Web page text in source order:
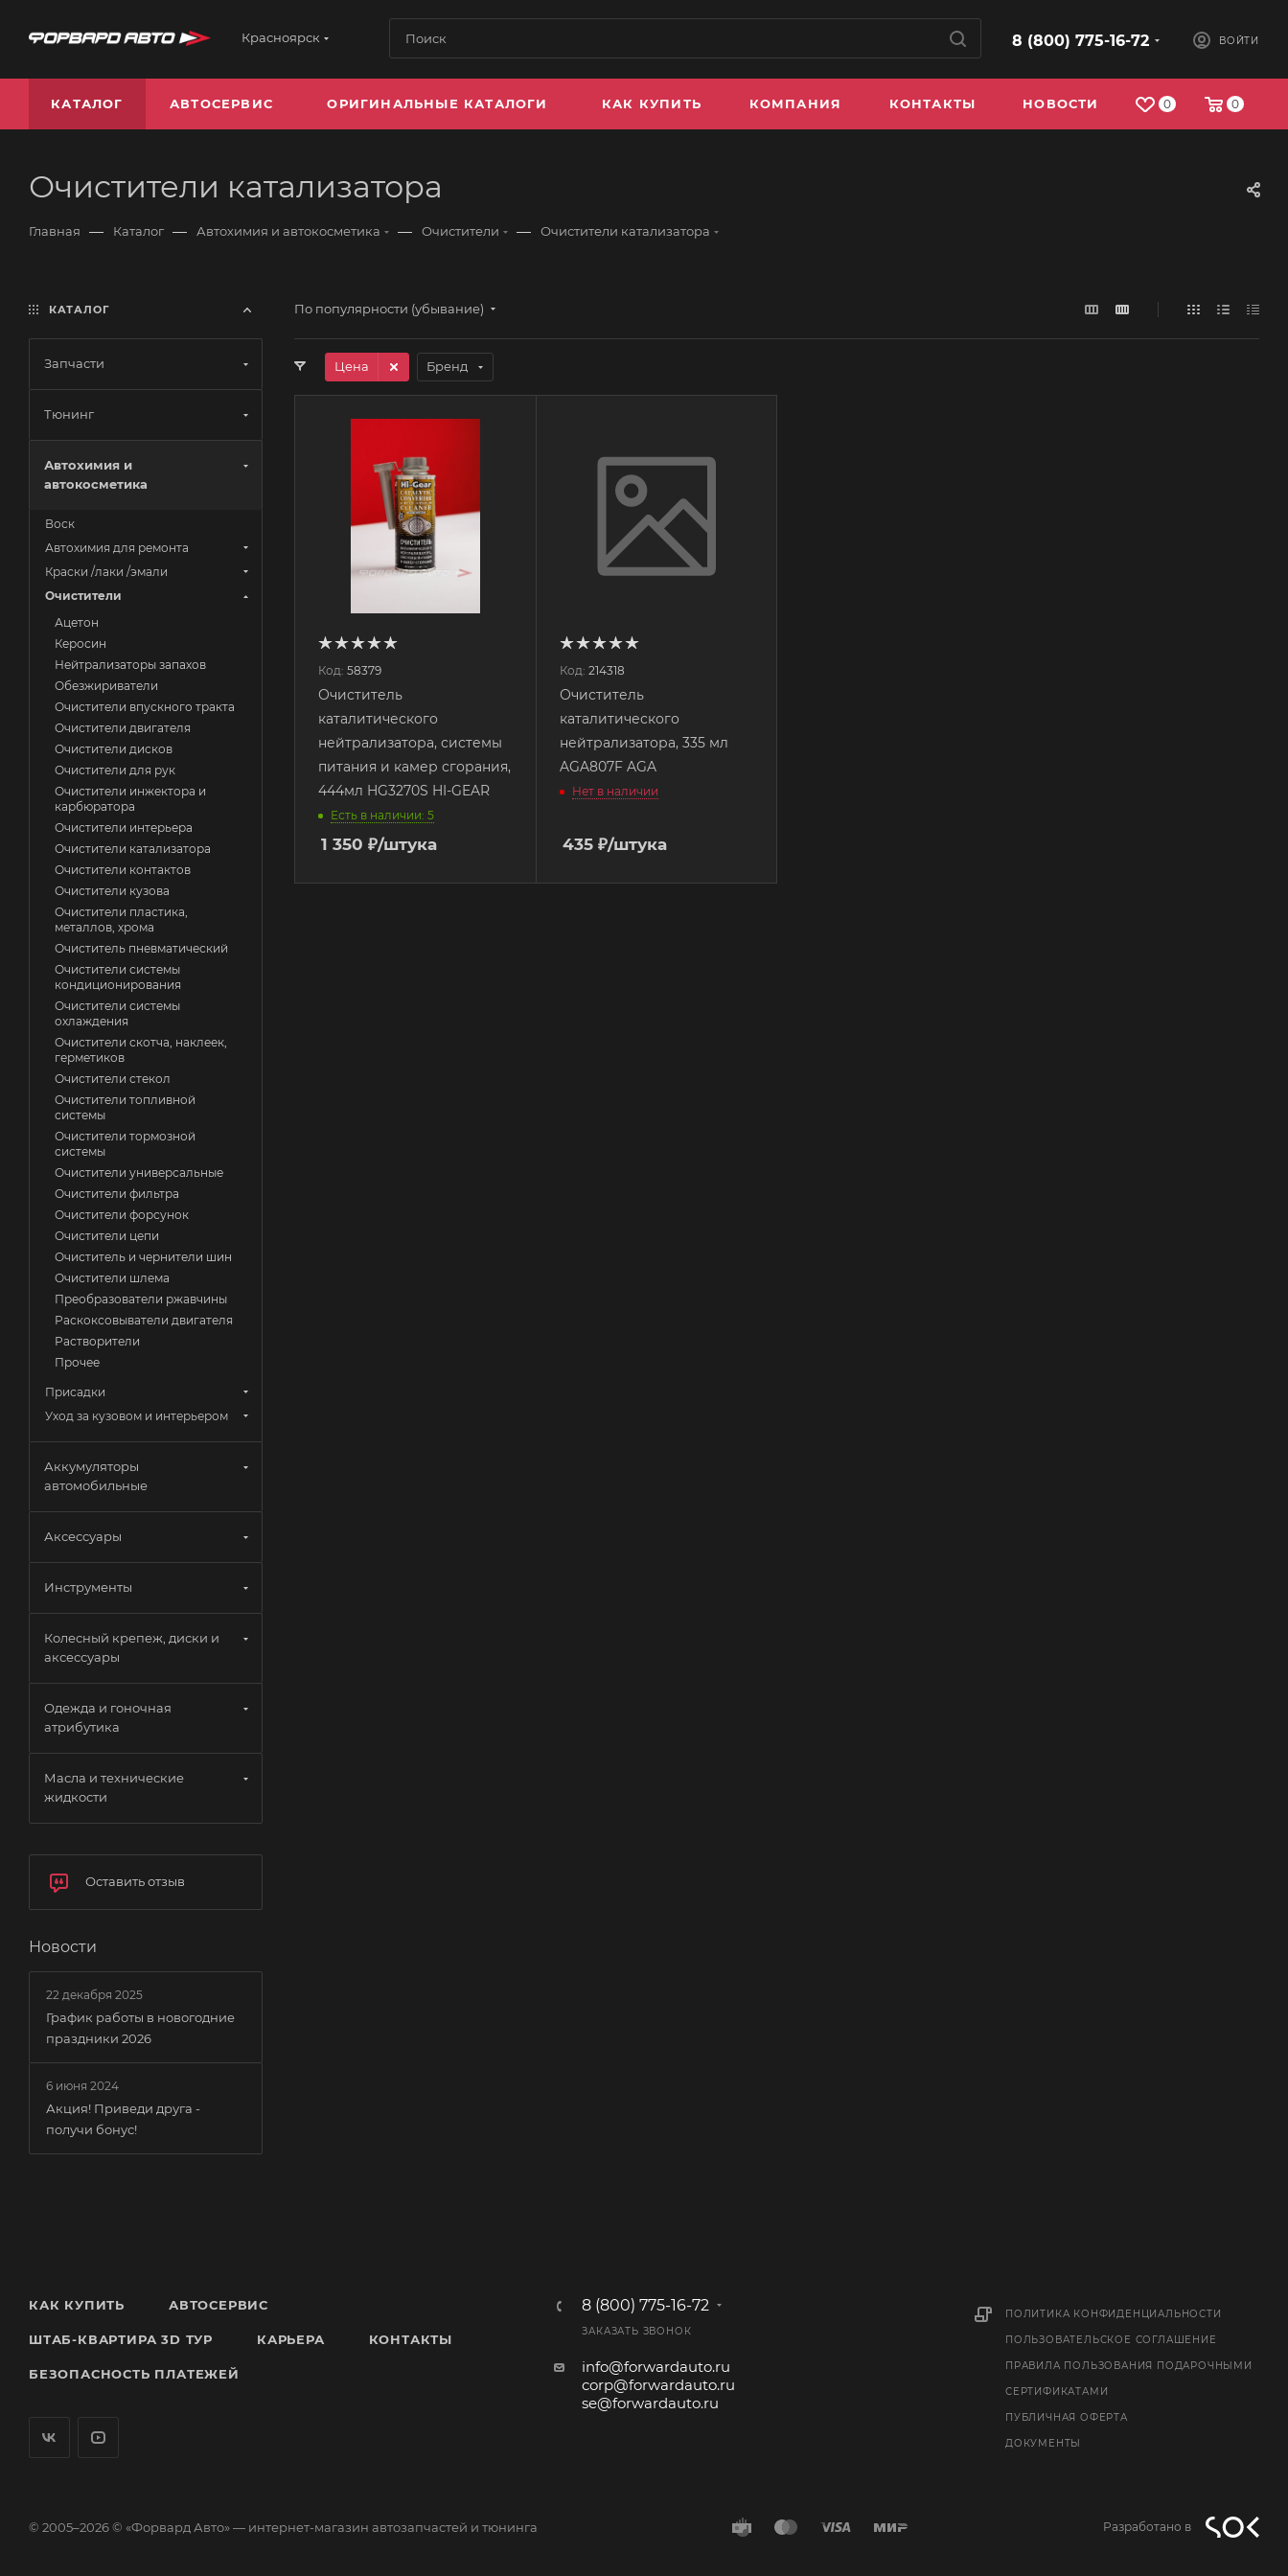
Красноярск 8 (800) 775-16-72 ВОЙТИ
0 0
КАТАЛОГ АВТОСЕРВИС ОРИГИНАЛЬНЫЕ КАТАЛОГИ КАК КУПИТЬ КОМПАНИЯ КОНТАКТЫ НОВОСТИ
Очистители катализатора
Главная — Каталог — Автохимия и автокосметика — Очистители — Очистители катализатора
По популярности (убывание)
Цена Бренд
Код: 58379
Очиститель
каталитического
нейтрализатора, системы
питания и камер сгорания,
444мл HG3270S HI-GEAR
Есть в наличии: 5
1 350 ₽/штука
Код: 214318
Очиститель
каталитического
нейтрализатора, 335 мл
AGA807F AGA
Нет в наличии
435₽/штука
КАТАЛОГ
Запчасти
Тюнинг
Автохимия и
автокосметика
Воск
Автохимия для ремонта
Краски /лаки /эмали
Очистители
Ацетон
Керосин
Нейтрализаторы запахов
Обезжириватели
Очистители впускного тракта
Очистители двигателя
Очистители дисков
Очистители для рук
Очистители инжектора и
карбюратора
Очистители интерьера
Очистители катализатора
Очистители контактов
Очистители кузова
Очистители пластика,
металлов, хрома
Очиститель пневматический
Очистители системы
кондиционирования
Очистители системы
охлаждения
Очистители скотча, наклеек,
герметиков
Очистители стекол
Очистители топливной
системы
Очистители тормозной
системы
Очистители универсальные
Очистители фильтра
Очистители форсунок
Очистители цепи
Очиститель и чернители шин
Очистители шлема
Преобразователи ржавчины
Раскоксовыватели двигателя
Растворители
Прочее
Присадки
Уход за кузовом и интерьером
Аккумуляторы
автомобильные
Аксессуары
Инструменты
Колесный крепеж, диски и
аксессуары
Одежда и гоночная
атрибутика
Масла и технические
жидкости
Оставить отзыв
Новости
22 декабря 2025
График работы в новогодние
праздники 2026
6 июня 2024
Акция! Приведи друга -
получи бонус!
КАК КУПИТЬ АВТОСЕРВИС
ШТАБ-КВАРТИРА 3D ТУР КАРЬЕРА КОНТАКТЫ
БЕЗОПАСНОСТЬ ПЛАТЕЖЕЙ
8 (800) 775-16-72
ЗАКАЗАТЬ ЗВОНОК
info@forwardauto.ru
corp@forwardauto.ru
se@forwardauto.ru
ПОЛИТИКА КОНФИДЕНЦИАЛЬНОСТИ
ПОЛЬЗОВАТЕЛЬСКОЕ СОГЛАШЕНИЕ
ПРАВИЛА ПОЛЬЗОВАНИЯ ПОДАРОЧНЫМИ
СЕРТИФИКАТАМИ
ПУБЛИЧНАЯ ОФЕРТА
ДОКУМЕНТЫ
© 2005–2026 © «Форвард Авто» — интернет-магазин автозапчастей и тюнинга Разработано в